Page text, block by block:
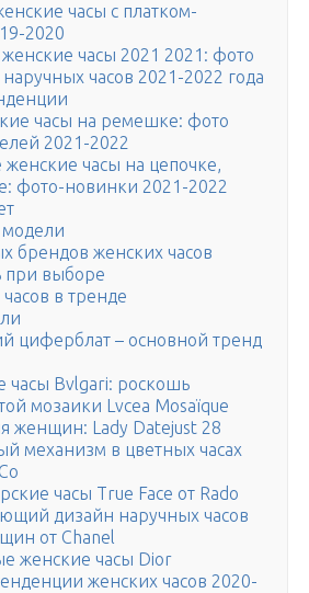
часы с платком-
2020
женские часы 2021 2021: фото
часов 2021-2022 года
часы на ремешке: фото
2021-2022
часы на цепочке,
фото-новинки 2021-2022
модели
брендов женских часов
при выборе
в тренде
циферблат – основной тренд
часы Bvlgari: роскошь
мозаики Lvcea Mosaïque
женщин: Lady Datejust 28
механизм в цветных часах
часы True Face от Rado
дизайн наручных часов
от Chanel
женские часы Dior
женских часов 2020-